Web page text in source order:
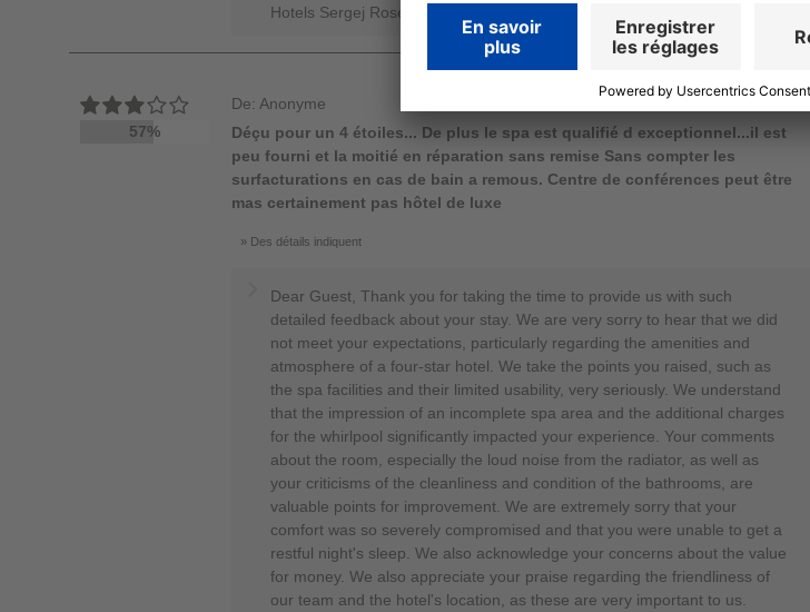
Hotels Sergej Rosenberg - Online Reputation Manager
57%
De: Anonyme
Déçu pour un 4 étoiles... De plus le spa est qualifié d exceptionnel...il est
peu fourni et la moitié en réparation sans remise Sans compter les
surfacturations en cas de bain a remous. Centre de conférences peut être
mas certainement pas hôtel de luxe
Des détails indiquent
Dear Guest, Thank you for taking the time to provide us with such
detailed feedback about your stay. We are very sorry to hear that we did
not meet your expectations, particularly regarding the amenities and
atmosphere of a four-star hotel. We take the points you raised, such as
the spa facilities and their limited usability, very seriously. We understand
that the impression of an incomplete spa area and the additional charges
for the whirlpool significantly impacted your experience. Your comments
about the room, especially the loud noise from the radiator, as well as
your criticisms of the cleanliness and condition of the bathrooms, are
valuable points for improvement. We are extremely sorry that your
comfort was so severely compromised and that you were unable to get a
restful night's sleep. We also acknowledge your concerns about the value
for money. We also appreciate your praise regarding the friendliness of
our team and the hotel's location, as these are very important to us.